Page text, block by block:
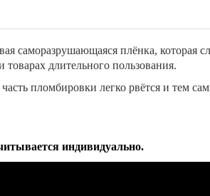
саморазрушающаяся плёнка, которая
длительного пользования.
пломбировки легко рвётся и тем
индивидуально.